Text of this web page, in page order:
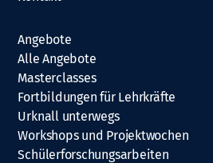
Angebote
Alle Angebote
Masterclasses
Fortbildungen für Lehrkräfte
Urknall unterwegs
Workshops und Projektwochen
Schülerforschungsarbeiten